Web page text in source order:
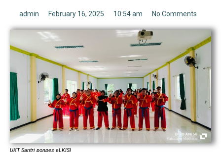
admin February 16, 2025 10:54 am No Comments
UKT Santri ponpes eLKISI